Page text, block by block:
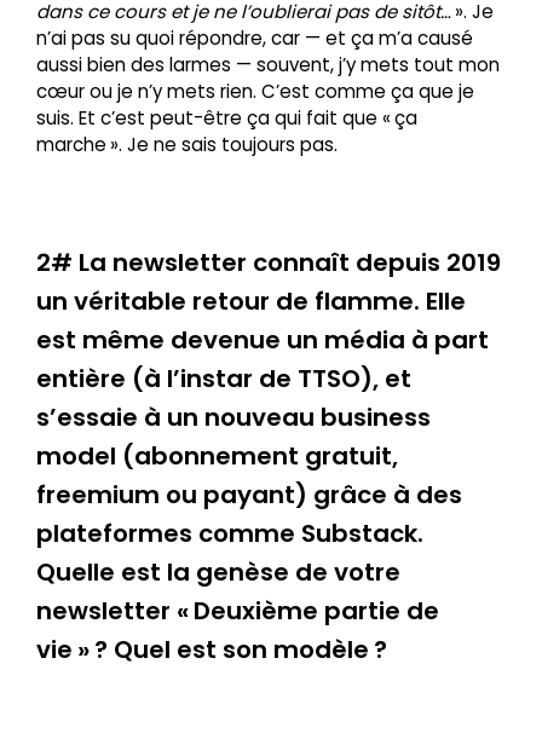
dans ce cours et je ne l’oublierai pas de sitôt…». Je
n’ai pas su quoi répondre, car — et ça m’a causé
aussi bien des larmes — souvent, j’y mets tout mon
cœur ou je n’y mets rien. C’est comme ça que je
suis. Et c’est peut-être ça qui fait que « ça
marche ». Je ne sais toujours pas.
2# La newsletter connaît depuis 2019
un véritable retour de flamme. Elle
est même devenue un média à part
entière (à l’instar de TTSO), et
s’essaie à un nouveau business
model (abonnement gratuit,
freemium ou payant) grâce à des
plateformes comme Substack.
Quelle est la genèse de votre
newsletter « Deuxième partie de
vie » ? Quel est son modèle ?